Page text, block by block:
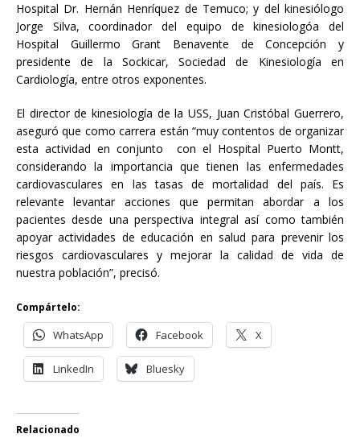
Hospital Dr. Hernán Henríquez de Temuco; y del kinesiólogo
Jorge Silva, coordinador del equipo de kinesiologóa del
Hospital Guillermo Grant Benavente de Concepción y
presidente de la Sockicar, Sociedad de Kinesiología en
Cardiología, entre otros exponentes.
El director de kinesiología de la USS, Juan Cristóbal Guerrero,
aseguró que como carrera están “muy contentos de organizar
esta actividad en conjunto con el Hospital Puerto Montt,
considerando la importancia que tienen las enfermedades
cardiovasculares en las tasas de mortalidad del país. Es
relevante levantar acciones que permitan abordar a los
pacientes desde una perspectiva integral así como también
apoyar actividades de educación en salud para prevenir los
riesgos cardiovasculares y mejorar la calidad de vida de
nuestra población”, precisó.
Compártelo:
WhatsApp Facebook X
LinkedIn Bluesky
Relacionado